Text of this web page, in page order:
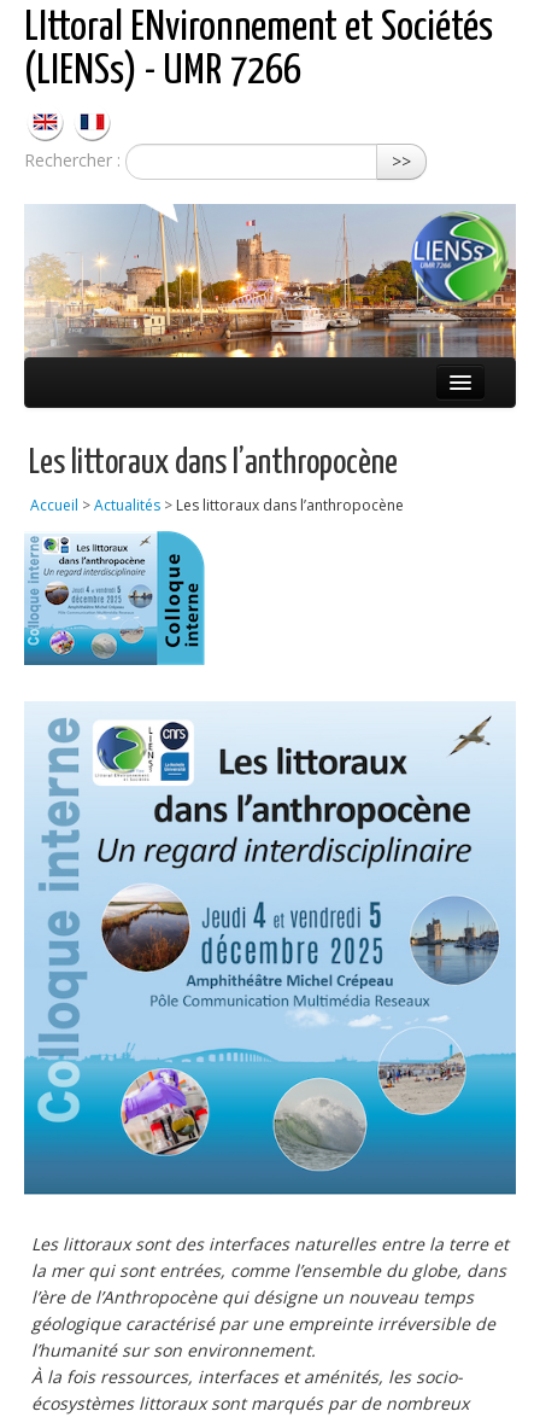
LIttoral ENvironnement et Sociétés
(LIENSs) - UMR 7266
Rechercher : >>
Équipes
Réseaux
Publications
Soutien technique
Données
Science pour tou·te·s
Actualités
Les littoraux dans l’anthropocène
Accueil >Actualités > Les littoraux dans l’anthropocène
Les littoraux sont des interfaces naturelles entre la terre et
la mer qui sont entrées, comme l’ensemble du globe, dans
l’ère de l’Anthropocène qui désigne un nouveau temps
géologique caractérisé par une empreinte irréversible de
l’humanité sur son environnement.
À la fois ressources, interfaces et aménités, les socio-
écosystèmes littoraux sont marqués par de nombreux